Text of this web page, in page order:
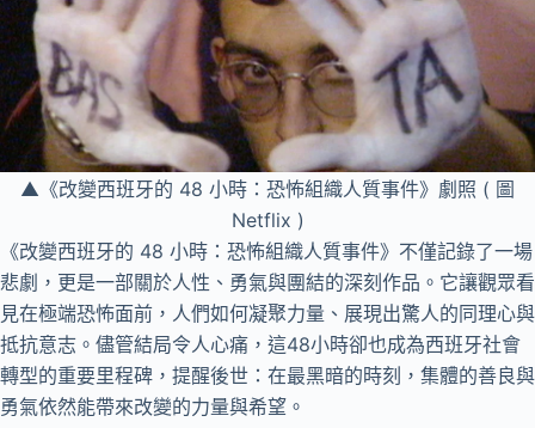
▲《改變西班牙的 48 小時：恐怖組織人質事件》劇照 ( 圖
Netflix )
《改變西班牙的 48 小時：恐怖組織人質事件》不僅記錄了一場
悲劇，更是一部關於人性、勇氣與團結的深刻作品。它讓觀眾看
見在極端恐怖面前，人們如何凝聚力量、展現出驚人的同理心與
抵抗意志。儘管結局令人心痛，這48小時卻也成為西班牙社會
轉型的重要里程碑，提醒後世：在最黑暗的時刻，集體的善良與
勇氣依然能帶來改變的力量與希望。